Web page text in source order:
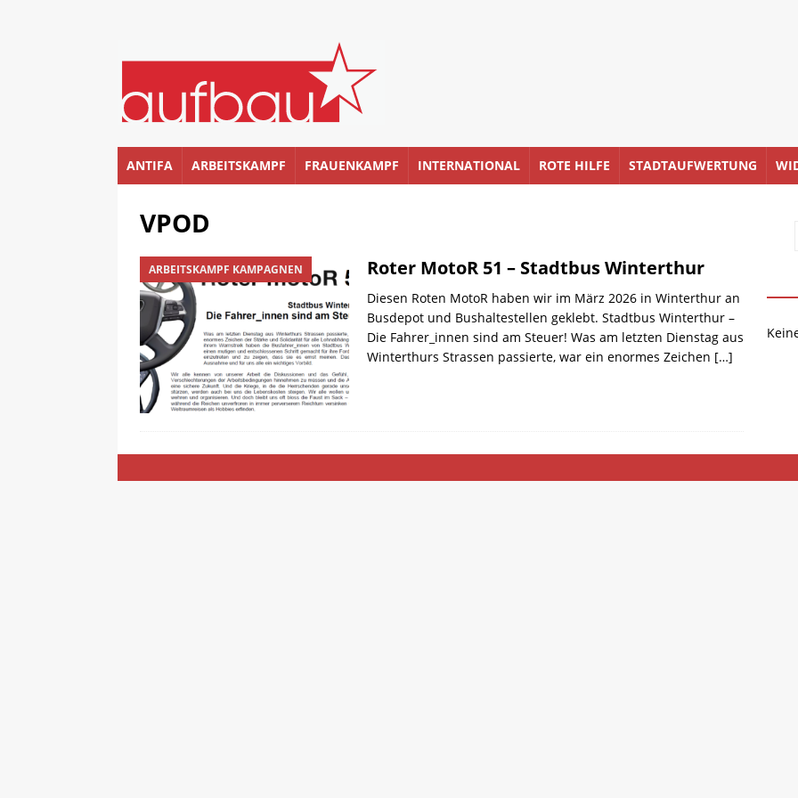
ANTIFA ARBEITSKAMPF FRAUENKAMPF INTERNATIONAL ROTE HILFE STADTAUFWERTUNG
VPOD
ARBEITSKAMPF KAMPAGNEN Roter MotoR 51 – Stadtbus Winterthur
Diesen Roten MotoR haben wir im März 2026 in Winterthur an
Busdepot und Bushaltestellen geklebt. Stadtbus Winterthur –
Die Fahrer_innen sind am Steuer! Was am letzten Dienstag aus
Winterthurs Strassen passierte, war ein enormes Zeichen […]